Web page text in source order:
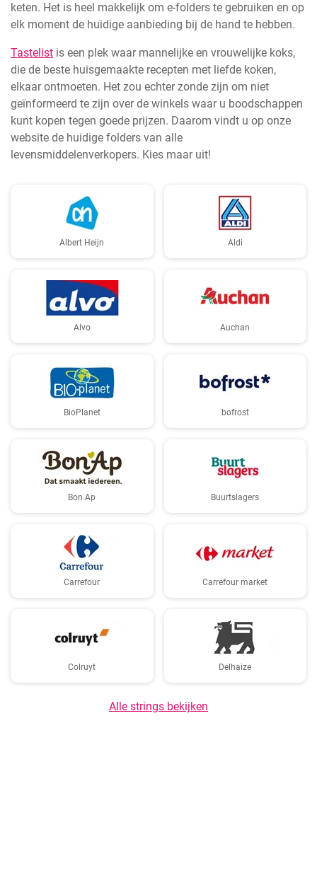
keten. Het is heel makkelijk om e-folders te gebruiken en op
elk moment de huidige aanbieding bij de hand te hebben.
Tastelist is een plek waar mannelijke en vrouwelijke koks,
die de beste huisgemaakte recepten met liefde koken,
elkaar ontmoeten. Het zou echter zonde zijn om niet
geïnformeerd te zijn over de winkels waar u boodschappen
kunt kopen tegen goede prijzen. Daarom vindt u op onze
website de huidige folders van alle
levensmiddelenverkopers. Kies maar uit!
Albert Heijn Aldi
Alvo Auchan
BioPlanet bofrost
Bon Ap Buurtslagers
Carrefour Carrefour market
Colruyt Delhaize
Alle strings bekijken